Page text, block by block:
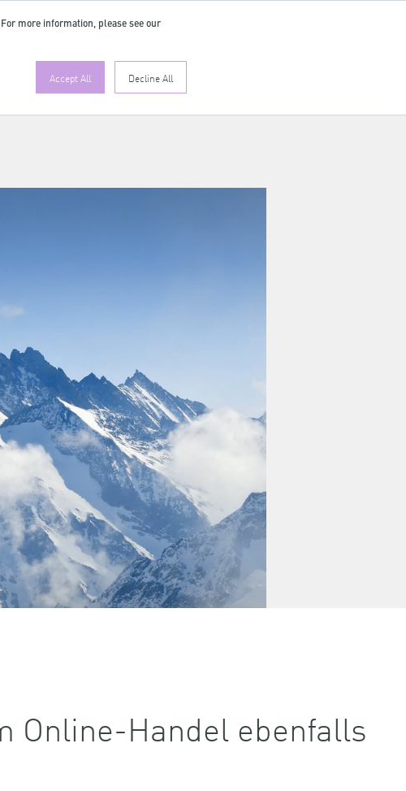
more information, please see our
Accept All Decline All
Online-Handel ebenfalls